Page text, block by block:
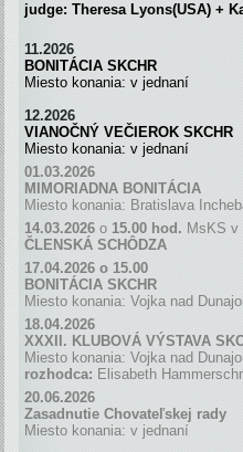
judge: Theresa Lyons(USA) +
11.2026
BONITÁCIA SKCHR
Miesto konania: v jednaní
12.2026
VIANOČNÝ VEČIEROK SKCHR
Miesto konania: v jednaní
01.03.2026
MIMORIADNA BONITÁCIA
Miesto konania: Bratislava
14.03.2026 o15.00 hod. MsKS v
ČLENSKÁ SCHÔDZA
17.04.2026 o 15.00
BONITÁCIA SKCHR
Miesto konania: Vojka nad
18.04.2026
XXXII. KLUBOVÁ VÝSTAVA
Miesto konania: Vojka nad
rozhodca: Elisabeth
20.06.2026
Zasadnutie Chovateľskej rady
Miesto konania: v jednaní